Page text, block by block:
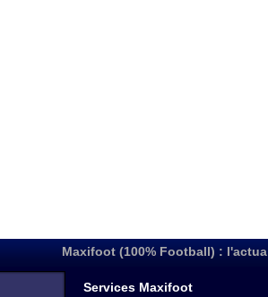
Maxifoot (100% Football) :
Services Maxifoot